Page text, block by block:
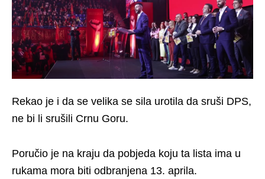
Rekao je i da se velika se sila urotila da sruši DPS,
ne bi li srušili Crnu Goru.
Poručio je na kraju da pobjeda koju ta lista ima u
rukama mora biti odbranjena 13. aprila.